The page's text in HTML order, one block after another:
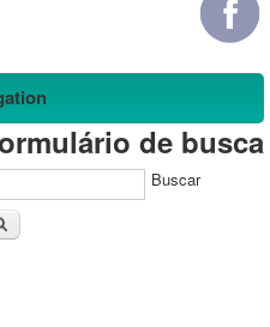
de busca
Buscar